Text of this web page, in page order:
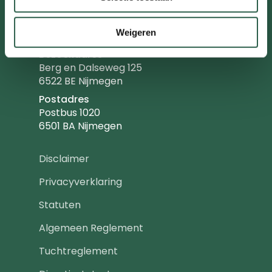
Weigeren
TTelefoonnummer
024-3655575
info@kwbn.nl
Bezoekadres
Berg en Dalseweg 125
6522 BE Nijmegen
Postadres
Postbus 1020
6501 BA Nijmegen
Footer
navigatie
Disclaimer
Privacyverklaring
Statuten
Algemeen Reglement
Tuchtreglement